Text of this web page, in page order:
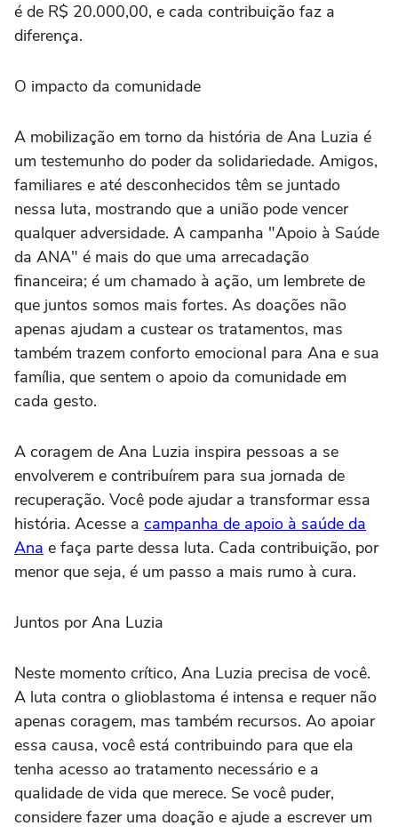
é de R$ 20.000,00, e cada contribuição faz a
diferença.
O impacto da comunidade
A mobilização em torno da história de Ana Luzia é
um testemunho do poder da solidariedade. Amigos,
familiares e até desconhecidos têm se juntado
nessa luta, mostrando que a união pode vencer
qualquer adversidade. A campanha "Apoio à Saúde
da ANA" é mais do que uma arrecadação
financeira; é um chamado à ação, um lembrete de
que juntos somos mais fortes. As doações não
apenas ajudam a custear os tratamentos, mas
também trazem conforto emocional para Ana e sua
família, que sentem o apoio da comunidade em
cada gesto.
A coragem de Ana Luzia inspira pessoas a se
envolverem e contribuírem para sua jornada de
recuperação. Você pode ajudar a transformar essa
história. Acesse a campanha de apoio à saúde da
Ana e faça parte dessa luta. Cada contribuição, por
menor que seja, é um passo a mais rumo à cura.
Juntos por Ana Luzia
Neste momento crítico, Ana Luzia precisa de você.
A luta contra o glioblastoma é intensa e requer não
apenas coragem, mas também recursos. Ao apoiar
essa causa, você está contribuindo para que ela
tenha acesso ao tratamento necessário e a
qualidade de vida que merece. Se você puder,
considere fazer uma doação e ajude a escrever um